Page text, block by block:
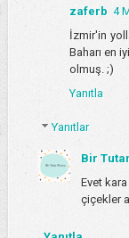
zaferb 4
İzmir'in
Baharı en
olmuş. ;)
Yanıtla
Yanıtlar
Bir
Evet
çiçekler